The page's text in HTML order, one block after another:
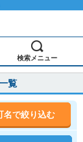
検索メニュー
覧
名で絞り込む